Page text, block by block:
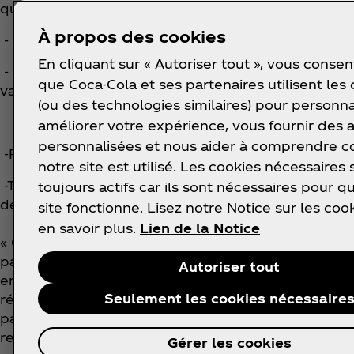
que cela soit exhaustif :
- Pour manque de netteté/visibilité.
- Pour manipulation frauduleuse (usage de faux
valides, utilisation
d'internet).
-Produits non participants, non identifiables,
-Tickets de caisse endommagés ou incomplets,
dehors des limites géographiques.
« Coca‑Cola est l'unique organisateur de l’action.
participant accepte de décharger Tinder LLC,
employés (à l'exclusion des tiers non liés), de
réclamations, demandes ou poursuites judiciaires
participation volontaire du participant à l’action.
responsabilité de Tinder LLC dans le cadre de
À propos des cookies
En cliquant sur « Autoriser tout », vous
que Coca-Cola et ses partenaires utilisent les
(ou des technologies similaires) pour
améliorer votre expérience, vous fournir des
personnalisées et nous aider à comprendre
notre site est utilisé. Les cookies nécessaires
toujours actifs car ils sont nécessaires pour
site fonctionne. Lisez notre Notice sur les
en savoir plus. Lien de la Notice
Autoriser tout
Seulement les cookies nécessaires
Gérer les cookies